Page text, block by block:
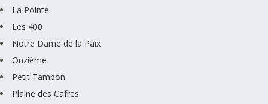
La Pointe
Les 400
Notre Dame de la Paix
Onzième
Petit Tampon
Plaine des Cafres